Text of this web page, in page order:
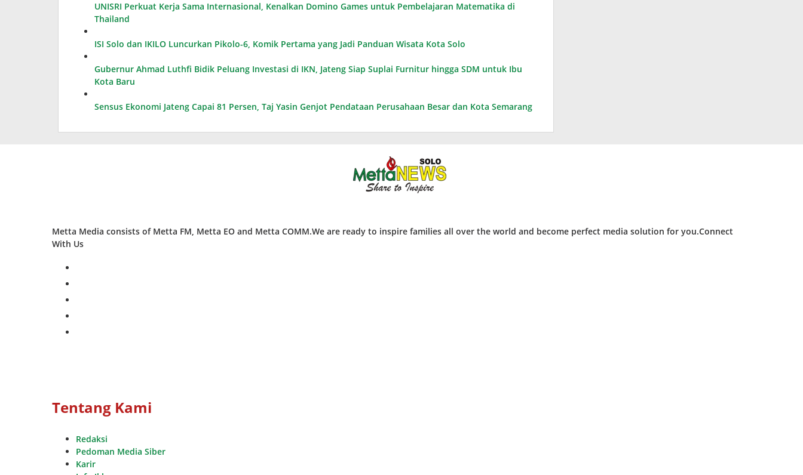
UNISRI Perkuat Kerja Sama Internasional, Kenalkan Domino Games untuk Pembelajaran Matematika di
Thailand
ISI Solo dan IKILO Luncurkan Pikolo-6, Komik Pertama yang Jadi Panduan Wisata Kota Solo
Gubernur Ahmad Luthfi Bidik Peluang Investasi di IKN, Jateng Siap Suplai Furnitur hingga SDM untuk Ibu
Kota Baru
Sensus Ekonomi Jateng Capai 81 Persen, Taj Yasin Genjot Pendataan Perusahaan Besar dan Kota Semarang
Metta Media consists of Metta FM, Metta EO and Metta COMM.We are ready to inspire families all over the world and become perfect media solution for you.Connect
With Us
Tentang Kami
Redaksi
Pedoman Media Siber
Karir